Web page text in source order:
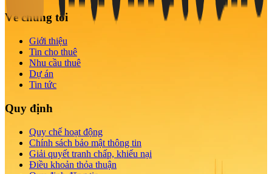
Về chúng tôi
Giới thiệu
Tin cho thuê
Nhu cầu thuê
Dự án
Tin tức
Quy định
Quy chế hoạt động
Chính sách bảo mật thông tin
Giải quyết tranh chấp, khiếu nại
Điều khoản thỏa thuận